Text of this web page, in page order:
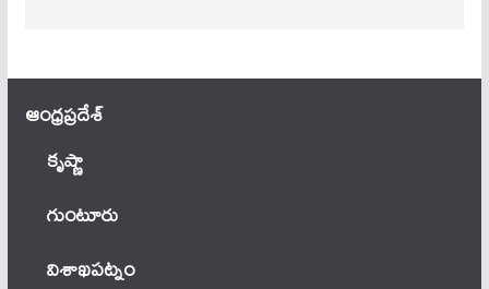
ఆంధ్ర‌ప్ర‌దేశ్
కృష్ణా
గుంటూరు
విశాఖపట్నం